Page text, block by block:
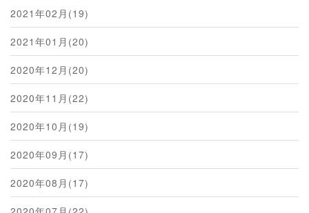
2021年02月(19)
2021年01月(20)
2020年12月(20)
2020年11月(22)
2020年10月(19)
2020年09月(17)
2020年08月(17)